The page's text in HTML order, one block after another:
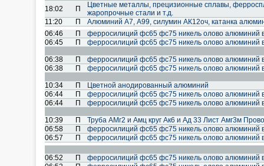
18:02 П
Цветные металлы, прецизионные сплавы,
жаропрочные стали и т.д.
11:20
П
Алюминий А7, А99, силумин АК12оч, катанка
06:46
П
ферросилиций фс65 фс75 никель олово алюминий
06:45
П ферросилиций фс65 фс75 никель олово алюминий
06:38 П
ферросилиций фс65 фс75 никель олово алюминий
06:38
П ферросилиций фс65 фс75 никель олово алюминий
10:34 П
Цветной анодированный алюминий
06:44
П
ферросилиций фс65 фс75 никель олово алюминий
06:44
П ферросилиций фс65 фс75 никель олово алюминий
10:39 П
Труба АМг2 и Амц круг Ак6 и Ад 33 Лист Амг3м
06:58
П
ферросилиций фс65 фс75 никель олово алюминий
06:57
П ферросилиций фс65 фс75 никель олово алюминий
06:52 П
ферросилиций фс65 фс75 никель олово алюминий